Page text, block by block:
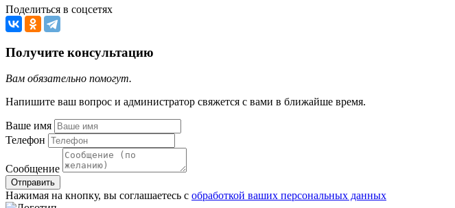
Поделиться в соцсетях
Получите консультацию
Вам обязательно помогут.
Напишите ваш вопрос и администратор свяжется с вами в ближайше время.
Ваше имя
Телефон
Сообщение
Отправить
Нажимая на кнопку, вы соглашаетесь с обработкой ваших персональных данных